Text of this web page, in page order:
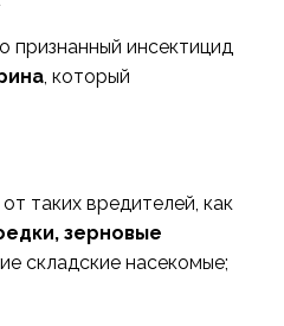
инсектицид
, который
таких вредителей, как
зерновые
складские насекомые;